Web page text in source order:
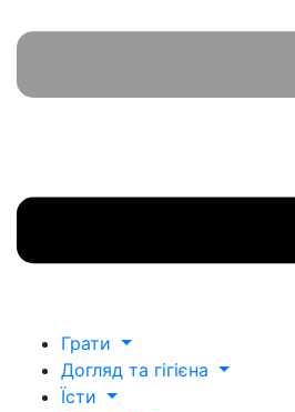
Грати
Догляд та гігієна
Їсти